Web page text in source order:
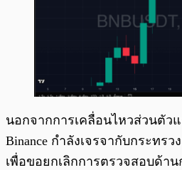
นอกจากการเคลื่อนไหวส่วนตัว
Binance กำลังเจรจากับกระทร
เพื่อขอยกเลิกการตรวจสอบด้า